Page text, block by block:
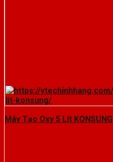
Máy Tạo Oxy 5 Lít KONSUNG